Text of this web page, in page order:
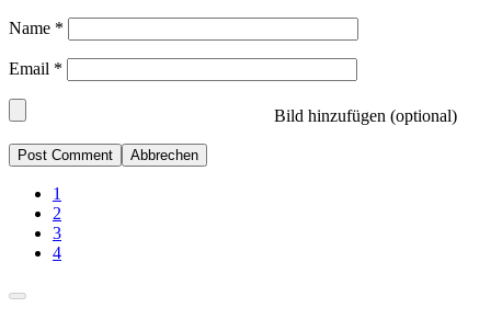
Name *
Email *
Bild hinzufügen (optional)
Abbrechen
1
2
3
4